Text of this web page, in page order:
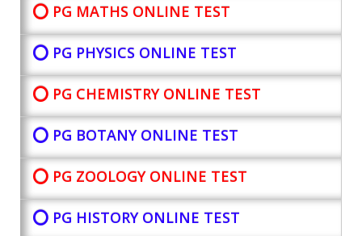
⭕ PG MATHS ONLINE TEST
⭕ PG PHYSICS ONLINE TEST
⭕ PG CHEMISTRY ONLINE TEST
⭕ PG BOTANYONLINE TEST
⭕ PG ZOOLOGY ONLINE TEST
⭕ PG HISTORY ONLINE TEST